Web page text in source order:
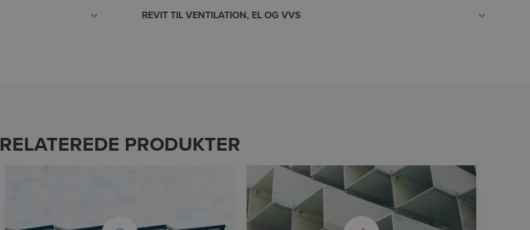
REVIT TIL VENTILATION, EL OG VVS
RELATEREDE PRODUKTER